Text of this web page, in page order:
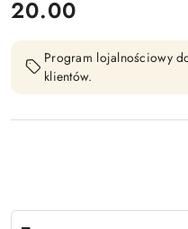
cena:
20.00
Program lojalnościowy
klientów.